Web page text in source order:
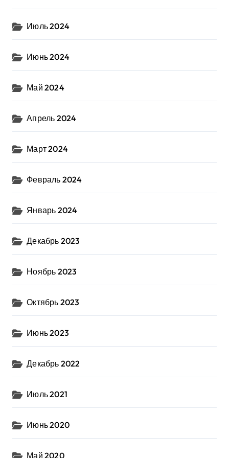
Июль 2024
Июнь 2024
Май 2024
Апрель 2024
Март 2024
Февраль 2024
Январь 2024
Декабрь 2023
Ноябрь 2023
Октябрь 2023
Июнь 2023
Декабрь 2022
Июль 2021
Июнь 2020
Май 2020